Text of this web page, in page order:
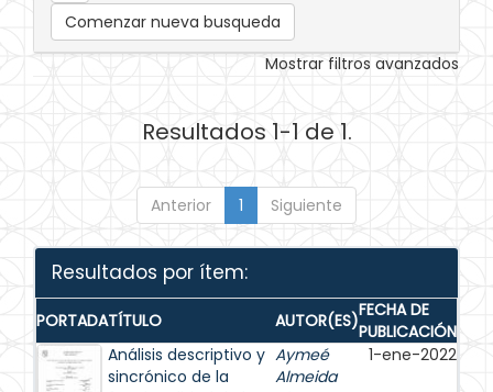
Comenzar nueva busqueda
Mostrar filtros avanzados
Resultados 1-1 de 1.
Anterior 1 Siguiente
Resultados por ítem:
PORTADATÍTULO AUTOR(ES)FECHA DE
PUBLICACIÓN
Análisis descriptivo y
sincrónico de la
Aymeé
Almeida
1-ene-2022